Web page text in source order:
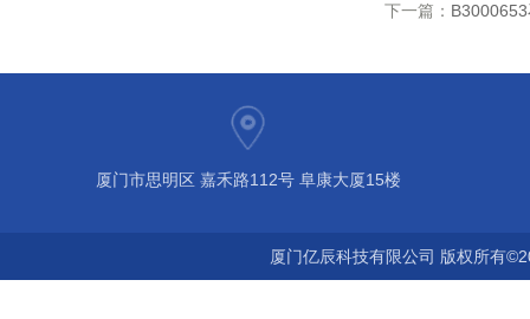
下一篇：
厦门市思明区 嘉禾路112号 阜康大厦15楼
厦门亿辰科技有限公司 版权所有